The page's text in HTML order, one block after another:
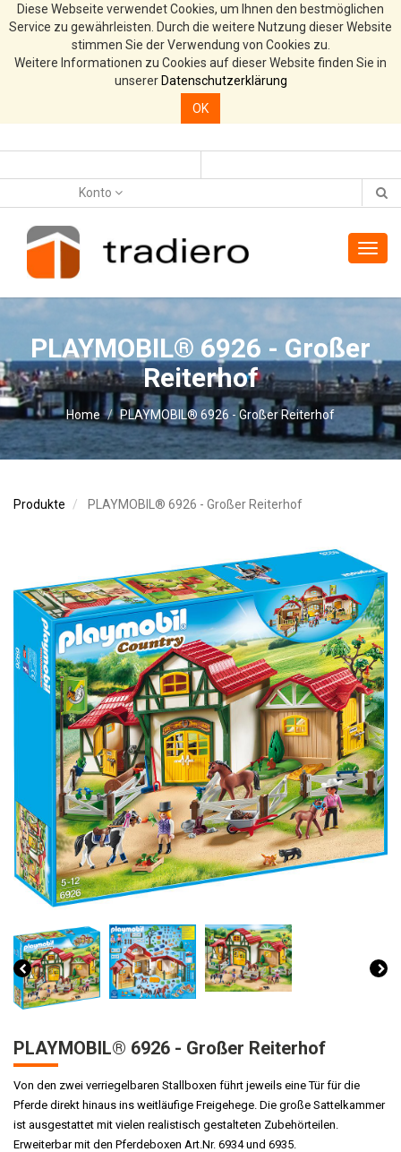
Diese Webseite verwendet Cookies, um Ihnen den bestmöglichen
Service zu gewährleisten. Durch die weitere Nutzung dieser Website
stimmen Sie der Verwendung von Cookies zu.
Weitere Informationen zu Cookies auf dieser Website finden Sie in
unserer Datenschutzerklärung
OK
Konto
PLAYMOBIL® 6926 - Großer
Reiterhof
Home PLAYMOBIL® 6926 - Großer Reiterhof
Produkte PLAYMOBIL® 6926 - Großer Reiterhof
PLAYMOBIL® 6926 - Großer Reiterhof
Von den zwei verriegelbaren Stallboxen führt jeweils eine Tür für die
Pferde direkt hinaus ins weitläufige Freigehege. Die große Sattelkammer
ist ausgestattet mit vielen realistisch gestalteten Zubehörteilen.
Erweiterbar mit den Pferdeboxen Art.Nr. 6934 und 6935.